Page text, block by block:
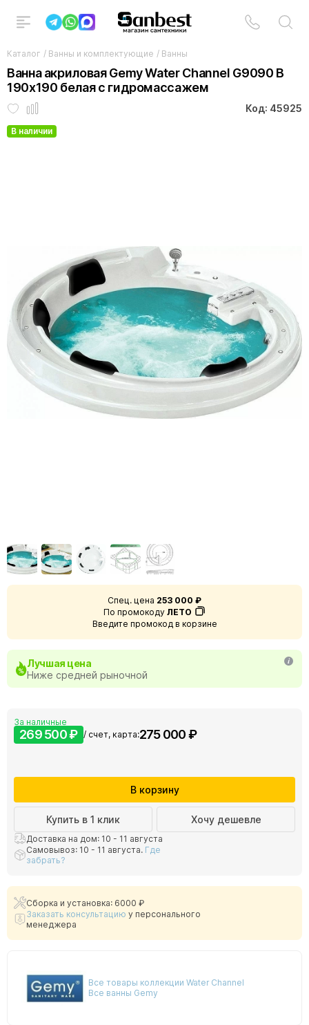
Каталог / Ванны и комплектующие / Ванны
Ванна акриловая Gemy Water Channel G9090 B
190x190 белая с гидромассажем
Код: 45925
В наличии
Спец. цена 253 000 ₽
По промокоду ЛЕТО
Введите промокод в корзине
Лучшая цена
Ниже средней рыночной
За наличные
269 500 ₽ / счет, карта:275 000 ₽
В корзину
Купить в 1 клик Хочу дешевле
Доставка на дом: 10 - 11 августа
Самовывоз: 10 - 11 августа. Где
забрать?
Сборка и установка: 6000 ₽
Заказать консультацию у персонального
менеджера
Все товары коллекции Water Channel
Все ванны Gemy